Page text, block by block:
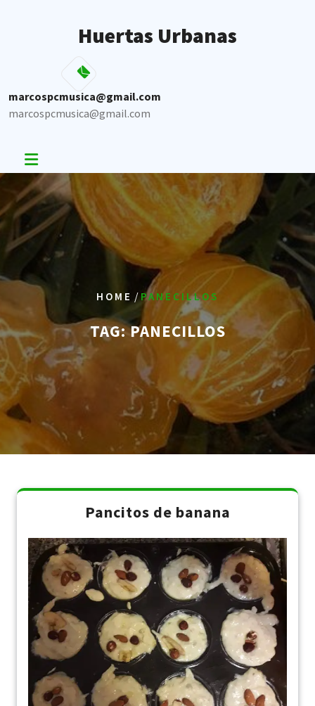
Huertas Urbanas
marcospcmusica@gmail.com
marcospcmusica@gmail.com
HOME / PANECILLOS
TAG:PANECILLOS
Pancitos de banana